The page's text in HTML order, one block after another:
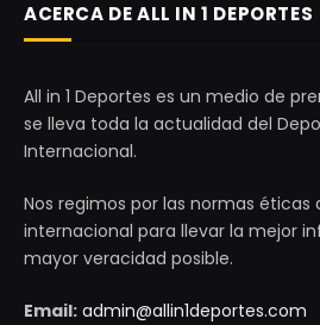
ACERCA DE ALL IN 1 DEPORTES
All in 1 Deportes es un medio de
se lleva toda la actualidad del
Internacional.
Nos regimos por las normas éticas
internacional para llevar la mejor
mayor veracidad posible.
Email: admin@allin1deportes.com